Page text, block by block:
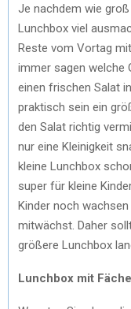
Je nachdem wie
Lunchbox viel
Reste vom Vortag
immer sagen welche
einen frischen Salat
praktisch sein ein
den Salat richtig
nur eine Kleinigkeit
kleine Lunchbox
super für kleine
Kinder noch
mitwächst. Daher
größere Lunchbox
Lunchbox mit